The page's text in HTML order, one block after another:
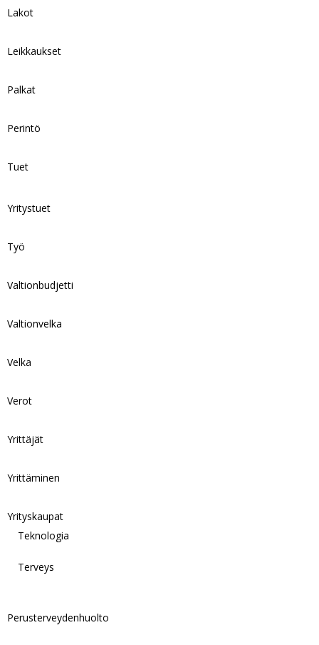
Lakot
Leikkaukset
Palkat
Perintö
Tuet
Yritystuet
Työ
Valtionbudjetti
Valtionvelka
Velka
Verot
Yrittäjät
Yrittäminen
Yrityskaupat
Teknologia
Terveys
Perusterveydenhuolto